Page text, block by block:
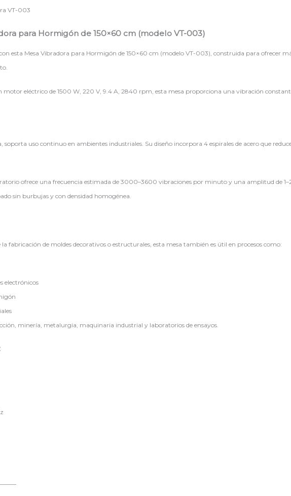
VT-003
para Hormigón de 150×60 cm (modelo VT-003)
esta Mesa Vibradora para Hormigón de 150×60 cm (modelo VT-003), construida para ofrecer
motor eléctrico de 1500 W, 220 V, 9.4 A, 2840 rpm, esta mesa proporciona una vibración
soporta uso continuo en ambientes industriales. Su diseño incorpora 4 espirales de acero que
ofrece una frecuencia estimada de 3000–3600 vibraciones por minuto y una amplitud de
sin burbujas y con densidad homogénea.
fabricación de moldes decorativos o estructurales, esta mesa también es útil en procesos como:
electrónicos
minería, metalurgia, maquinaria industrial y laboratorios de ensayos.